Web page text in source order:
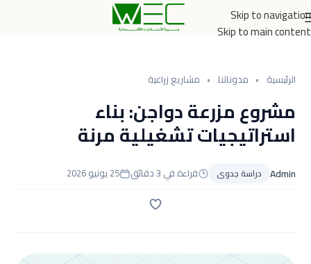
Skip to navigation
Skip to main content
الرئيسية • مدوناتنا • مشاريع زراعية
مشروع مزرعة دواجن: بناء
استراتيجيات تشغيلية مرنة
Admin دراسة جدوى قراءة في 3 دقائق 25 يونيو 2026